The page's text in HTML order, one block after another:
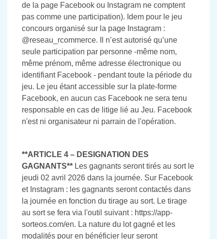
de la page Facebook ou Instagram ne comptent
pas comme une participation). Idem pour le jeu
concours organisé sur la page Instagram :
@reseau_rcommerce. Il n’est autorisé qu’une
seule participation par personne -même nom,
même prénom, même adresse électronique ou
identifiant Facebook - pendant toute la période du
jeu. Le jeu étant accessible sur la plate-forme
Facebook, en aucun cas Facebook ne sera tenu
responsable en cas de litige lié au Jeu. Facebook
n'est ni organisateur ni parrain de l'opération.
**ARTICLE 4 – DESIGNATION DES
GAGNANTS** Les gagnants seront tirés au sort le
jeudi 02 avril 2026 dans la journée. Sur Facebook
et Instagram : les gagnants seront contactés dans
la journée en fonction du tirage au sort. Le tirage
au sort se fera via l'outil suivant : https://app-
sorteos.com/en. La nature du lot gagné et les
modalités pour en bénéficier leur seront